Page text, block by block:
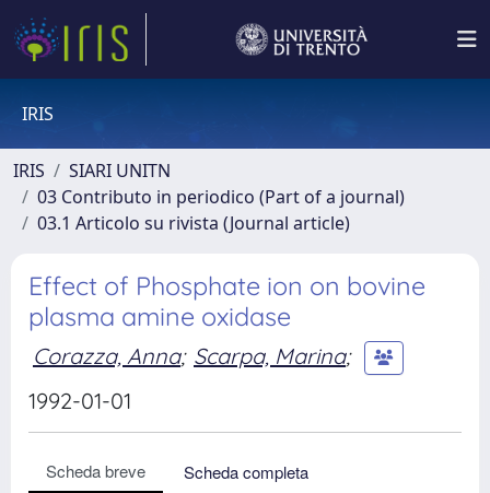
IRIS
IRIS
SIARI UNITN
03 Contributo in periodico (Part of a journal)
03.1 Articolo su rivista (Journal article)
Effect of Phosphate ion on bovine
plasma amine oxidase
Corazza, Anna; Scarpa, Marina;
1992-01-01
Scheda breve
Scheda completa